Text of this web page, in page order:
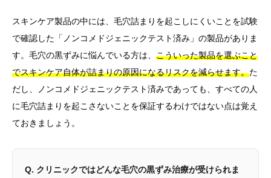
スキンケア製品の中には、毛穴詰まりを起こしにくいことを試験
で確認した「ノンコメドジェニックテスト済み」の製品がありま
す。毛穴の黒ずみに悩んでいる方は、 こういった製品を選ぶこと
でスキンケア自体が詰まりの原因になるリスクを減らせます。た
だし、ノンコメドジェニックテスト済みであっても、すべての人
に毛穴詰まりを起こさないことを保証するわけではない点は覚え
ておきましょう。
Q. クリニックではどんな毛穴の黒ずみ治療が受けられま